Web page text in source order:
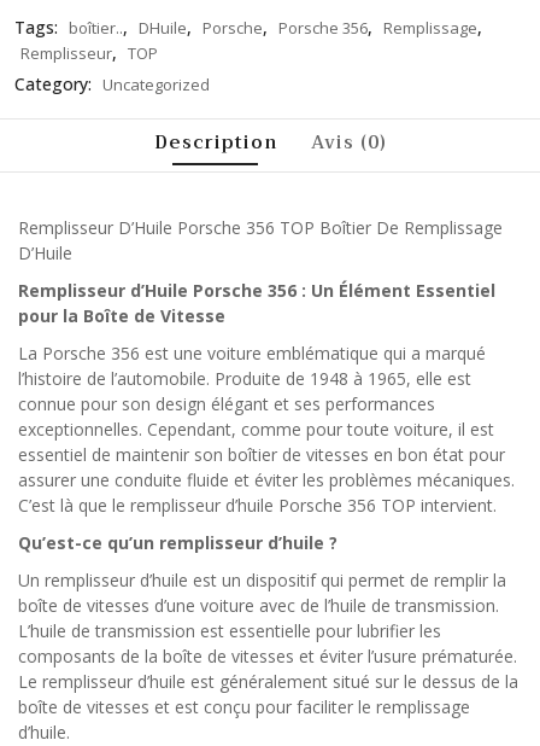
Tags: boîtier.., DHuile, Porsche, Porsche 356, Remplissage,
Remplisseur, TOP
Category: Uncategorized
Description Avis (0)
Remplisseur D’Huile Porsche 356 TOP Boîtier De Remplissage
D’Huile
Remplisseur d’Huile Porsche 356 : Un Élément Essentiel
pour la Boîte de Vitesse
La Porsche 356 est une voiture emblématique qui a marqué
l’histoire de l’automobile. Produite de 1948 à 1965, elle est
connue pour son design élégant et ses performances
exceptionnelles. Cependant, comme pour toute voiture, il est
essentiel de maintenir son boîtier de vitesses en bon état pour
assurer une conduite fluide et éviter les problèmes mécaniques.
C’est là que le remplisseur d’huile Porsche 356 TOP intervient.
Qu’est-ce qu’un remplisseur d’huile ?
Un remplisseur d’huile est un dispositif qui permet de remplir la
boîte de vitesses d’une voiture avec de l’huile de transmission.
L’huile de transmission est essentielle pour lubrifier les
composants de la boîte de vitesses et éviter l’usure prématurée.
Le remplisseur d’huile est généralement situé sur le dessus de la
boîte de vitesses et est conçu pour faciliter le remplissage
d’huile.